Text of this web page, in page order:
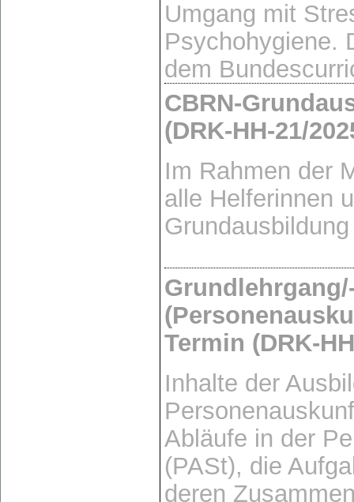
Umgang mit
Psychohygiene.
dem
CBRN-
(DRK-HH-21/
Im Rahmen der
alle Helferinnen
Termin (DRK-
Inhalte der
Abläufe in der
(PASt), die
deren